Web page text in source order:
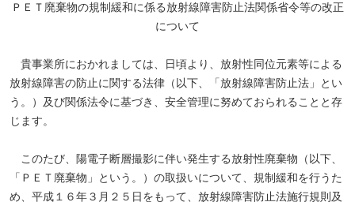
採用
English
ＰＥＴ廃棄物の規制緩和に係る放射線障害防止法関係省令等の改正
について
貴事業所におかれましては、日頃より、放射性同位元素等による
放射線障害の防止に関する法律（以下、「放射線障害防止法」とい
う。）及び関係法令に基づき、安全管理に努めておられることと存
じます。
このたび、陽電子断層撮影に伴い発生する放射性廃棄物（以下、
「ＰＥＴ廃棄物」という。）の取扱いについて、規制緩和を行うた
め、平成１６年３月２５日をもって、放射線障害防止法施行規則及